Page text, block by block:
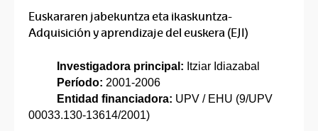
Euskararen jabekuntza eta ikaskuntza-
Adquisición y aprendizaje del euskera (EJI)
Investigadora principal: Itziar Idiazabal
Período: 2001-2006
Entidad financiadora: UPV / EHU (9/UPV
00033.130-13614/2001)